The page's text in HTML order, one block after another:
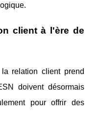
client à l'ère de
relation client prend
doivent désormais
pour offrir des